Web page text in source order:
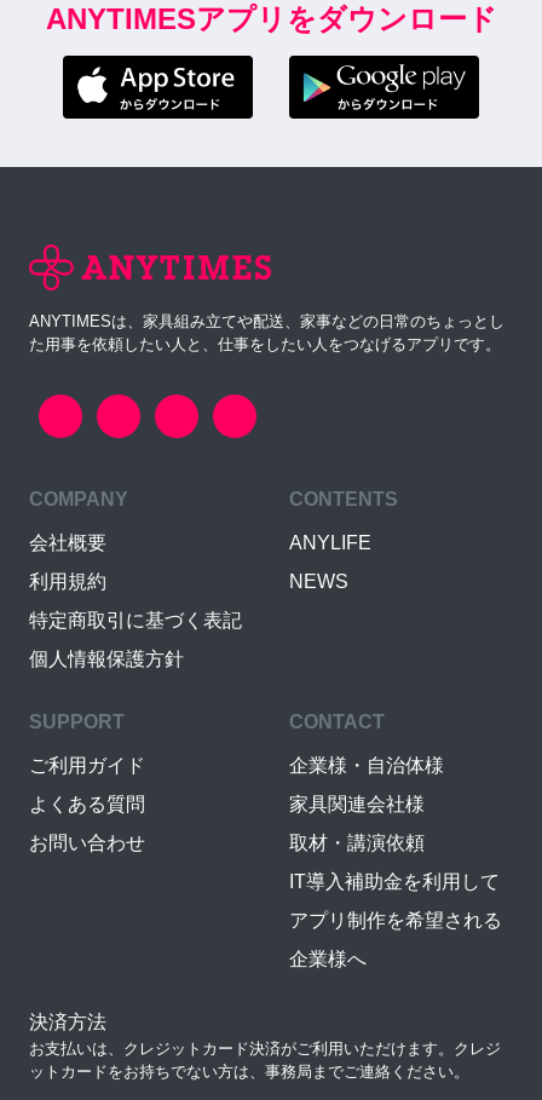
ANYTIMESアプリをダウンロード
ANYTIMESは、家具組み立てや配送、家事などの日常のちょっとし
た用事を依頼したい人と、仕事をしたい人をつなげるアプリです。
COMPANY
会社概要
利用規約
特定商取引に基づく表記
個人情報保護方針
CONTENTS
ANYLIFE
NEWS
SUPPORT
ご利用ガイド
よくある質問
お問い合わせ
CONTACT
企業様・自治体様
家具関連会社様
取材・講演依頼
IT導入補助金を利用して
アプリ制作を希望される
企業様へ
決済方法
お支払いは、クレジットカード決済がご利用いただけます。クレジ
ットカードをお持ちでない方は、事務局までご連絡ください。